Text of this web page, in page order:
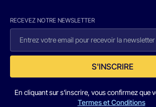
RECEVEZ NOTRE NEWSLETTER
S'INSCRIRE
En cliquant sur s'inscrire, vous confirmez que
Termes et Conditions